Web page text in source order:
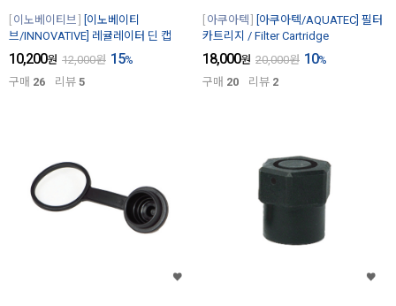
이노베이티브
[이노베이티
브/INNOVATIVE] 레귤레이터 딘 캡
10,200원 12,000원 15%
구매 26 리뷰 5
아쿠아텍
[아쿠아텍/AQUATEC] 필터
카트리지 / Filter Cartridge
18,000원 20,000원 10%
구매 20 리뷰 2